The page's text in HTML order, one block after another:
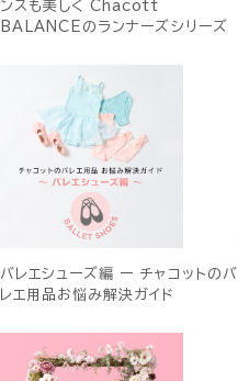
ンスも美しく Chacott
BALANCEのランナーズシリーズ
バレエシューズ編 ー チャコットのバ
レエ用品お悩み解決ガイド